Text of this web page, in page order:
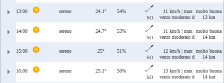
13:00 sereno 24.1°
54%
SO
11 km/h | max 11 km/h
vento moderato di Libeccio
molto buona
13 km
14:00 sereno 24.7°
53%
SO
11 km/h | max 11 km/h
vento moderato di Libeccio
molto buona
14 km
15:00 sereno 25°
51%
SO
12 km/h | max 13 km/h
vento moderato di Libeccio
molto buona
14 km
16:00 sereno 25.1°
50%
SO
13 km/h | max 13 km/h
vento moderato di Libeccio
molto buona
14 km